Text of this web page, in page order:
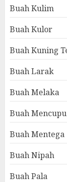
Buah Kulim
Buah Kulor
Buah Kuning
Buah Larak
Buah Melaka
Buah Mencupu
Buah Mentega
Buah Nipah
Buah Pala